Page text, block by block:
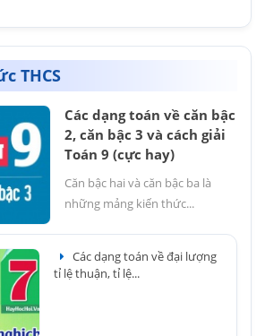
THCS
Các dạng toán về căn bậc
2, căn bậc 3 và cách giải
Toán 9 (cực hay)
Căn bậc hai và căn bậc ba là
những mảng kiến thức...
Các dạng toán về đại lượng
tỉ lệ thuận, tỉ lệ...